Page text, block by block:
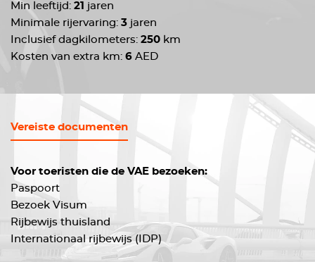
Min leeftijd: 21 jaren
Minimale rijervaring: 3 jaren
Inclusief dagkilometers: 250 km
Kosten van extra km: 6 AED
Vereiste documenten
Voor toeristen die de VAE bezoeken:
Paspoort
Bezoek Visum
Rijbewijs thuisland
Internationaal rijbewijs (IDP)